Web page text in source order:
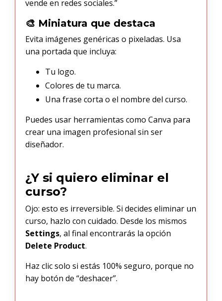
vende en redes sociales.”
🎨 Miniatura que destaca
Evita imágenes genéricas o pixeladas. Usa
una portada que incluya:
Tu logo.
Colores de tu marca.
Una frase corta o el nombre del curso.
Puedes usar herramientas como Canva para
crear una imagen profesional sin ser
diseñador.
¿Y si quiero eliminar el
curso?
Ojo: esto es irreversible. Si decides eliminar un
curso, hazlo con cuidado. Desde los mismos
Settings, al final encontrarás la opción
Delete Product.
Haz clic solo si estás 100% seguro, porque no
hay botón de “deshacer”.